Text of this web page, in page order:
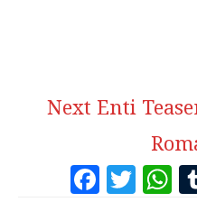
Next Enti